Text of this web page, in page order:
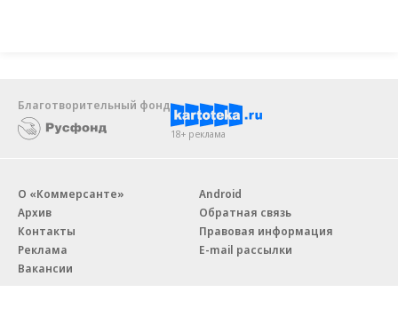
Благотворительный фонд
18+ реклама
О «Коммерсанте»
Архив
Контакты
Реклама
Вакансии
Android
Обратная связь
Правовая информация
E-mail рассылки